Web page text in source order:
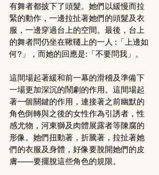
有舞者都披下了頭髮。她們以緩慢而拉
緊的動作，一邊拉扯著她們的頭髮及衣
服，一邊穿過台上的空間。最後，台上
的舞者問仍坐在鞦韆上的一人 :「上邊如
何?」，而她的回應是:「不要問我」。
這間場起著緩和前一幕的滑稽及準備下
一場更加深沉的鬧劇的作用。這間場起
著一個關鍵的作用，連接著之前幽默的
角色倒轉與之後的女性作為引誘者，性
感尤物，河東獅及肉體展露者等陳腐的
形像。她們扭動著，折騰著，拉扯著她
們的衣服及身體，好像要脫開她們的皮
膚——要擺脫這些角色的規限。